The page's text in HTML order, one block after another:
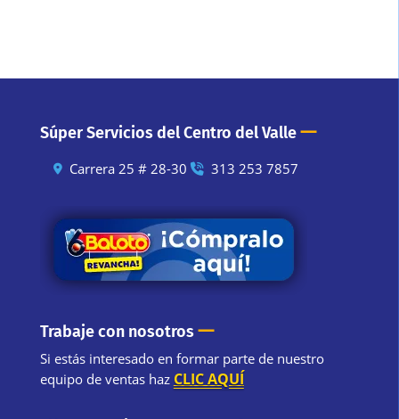
Súper Servicios del Centro del Valle—
Carrera 25 # 28-30 313 253 7857
Trabaje con nosotros—
Si estás interesado en formar parte de nuestro
equipo de ventas haz CLIC AQUÍ